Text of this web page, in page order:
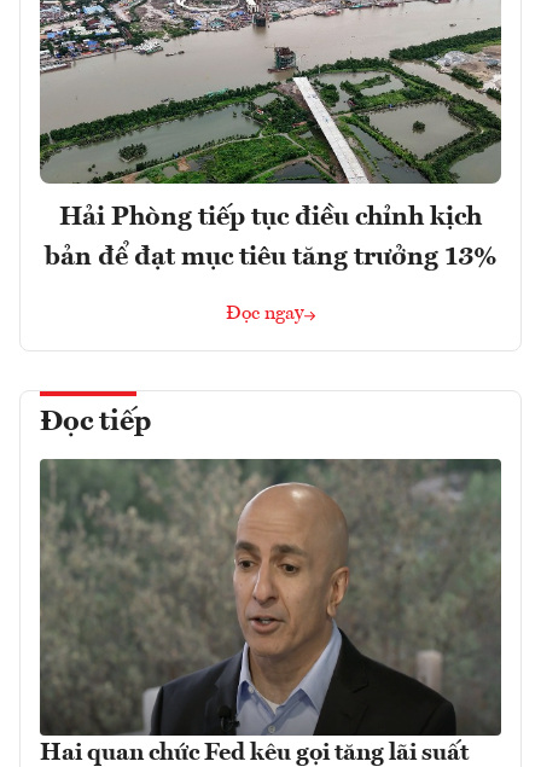
Hải Phòng tiếp tục điều chỉnh kịch
bản để đạt mục tiêu tăng trưởng 13%
Đọc ngay
Đọc tiếp
Hai quan chức Fed kêu gọi tăng lãi suất